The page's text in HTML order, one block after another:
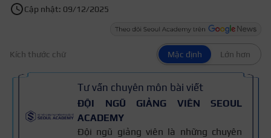
Cập nhật: 09/12/2025
Kích thước chữ Mặc định Lớn hơn
Tư vấn chuyên môn bài viết
ĐỘI NGŨ GIẢNG VIÊN SEOUL
ACADEMY
Đội ngũ giảng viên là những chuyên